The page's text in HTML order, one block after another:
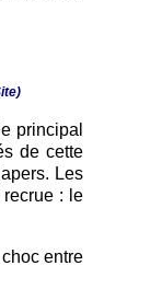
principal
de cette
Les
: le
entre